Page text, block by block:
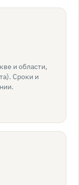
и области,
Сроки и